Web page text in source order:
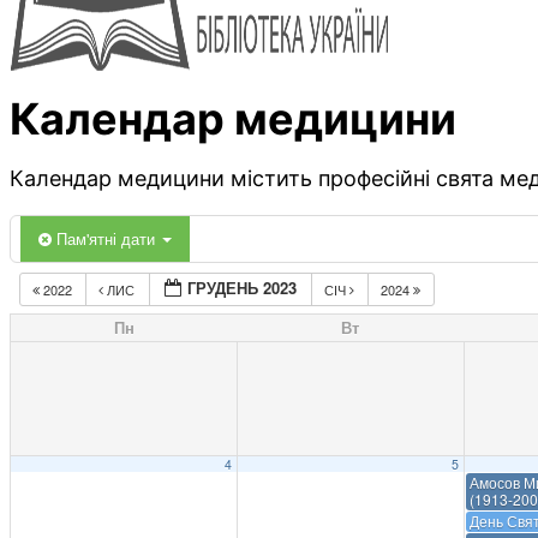
Календар медицини
Календар медицини містить професійні свята
Пам'ятні дати
2022 ЛИС ГРУДЕНЬ 2023 СІЧ 2024
Пн Вт
4 5
Амосов
(1913-
День